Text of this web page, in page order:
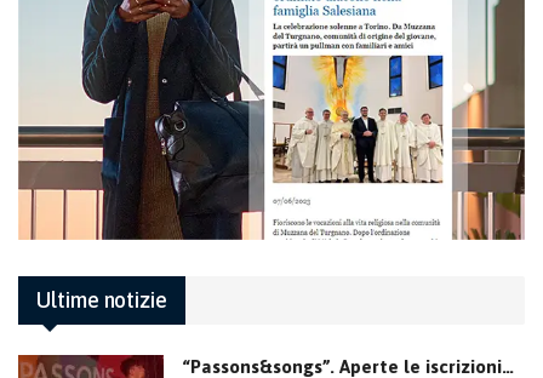
Ultime notizie
“Passons&songs”. Aperte le iscrizioni…